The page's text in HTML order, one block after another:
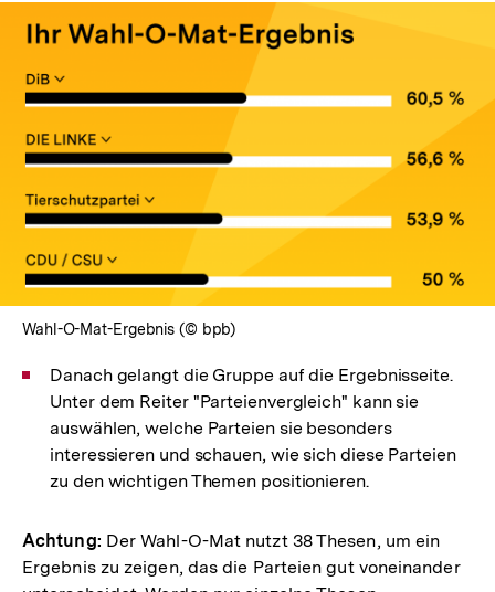
In
Wahl-O-Mat-Ergebnis (© bpb)
Danach gelangt die Gruppe auf die Ergebnisseite.
Unter dem Reiter "Parteienvergleich" kann sie
auswählen, welche Parteien sie besonders
interessieren und schauen, wie sich diese Parteien
zu den wichtigen Themen positionieren.
Achtung: Der Wahl-O-Mat nutzt 38 Thesen, um ein
Ergebnis zu zeigen, das die Parteien gut voneinander